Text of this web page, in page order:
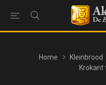
Home Kleinbrood
Krokant